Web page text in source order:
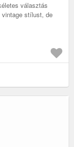
választás
stílust, de